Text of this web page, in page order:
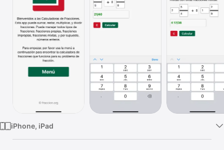
iPhone, iPad